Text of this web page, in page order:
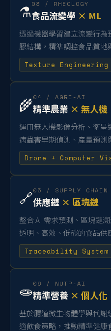
⚗️03 / RHEOLOGY
食品流變學 × ML
透過機器學習建立流變行
膠結構，精準調控食品質地
Texture Engineering
🌾04 / AGRI-AI
精準農業 × 無人機
運用無人機影像分析、衛
病蟲害早期偵測、產量預測
Drone + Computer
🔗05 / SUPPLY CHAIN
供應鏈 × 區塊鏈
整合 AI 需求預測、區塊鏈
透明、高效、低碳的食品供
Traceability System
🧫06 / NUTR-AI
精準營養 × 個人化
基於腸道微生物體學與代謝
適飲食策略，推動精準健康